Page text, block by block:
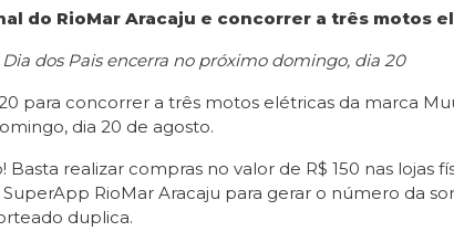
do RioMar Aracaju e concorrer a três motos
dos Pais encerra no próximo domingo, dia 20
para concorrer a três motos elétricas da marca
dia 20 de agosto.
realizar compras no valor de R$ 150 nas lojas
RioMar Aracaju para gerar o número da
duplica.